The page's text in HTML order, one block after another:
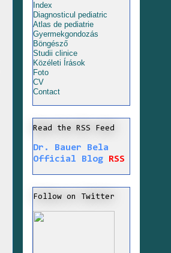
Index
Diagnosticul pediatric
Atlas de pediatrie
Gyermekgondozás
Böngésző
Studii clinice
Közéleti Írások
Foto
CV
Contact
Read the RSS Feed
Dr. Bauer Bela
Official Blog
RSS
Follow on Twitter